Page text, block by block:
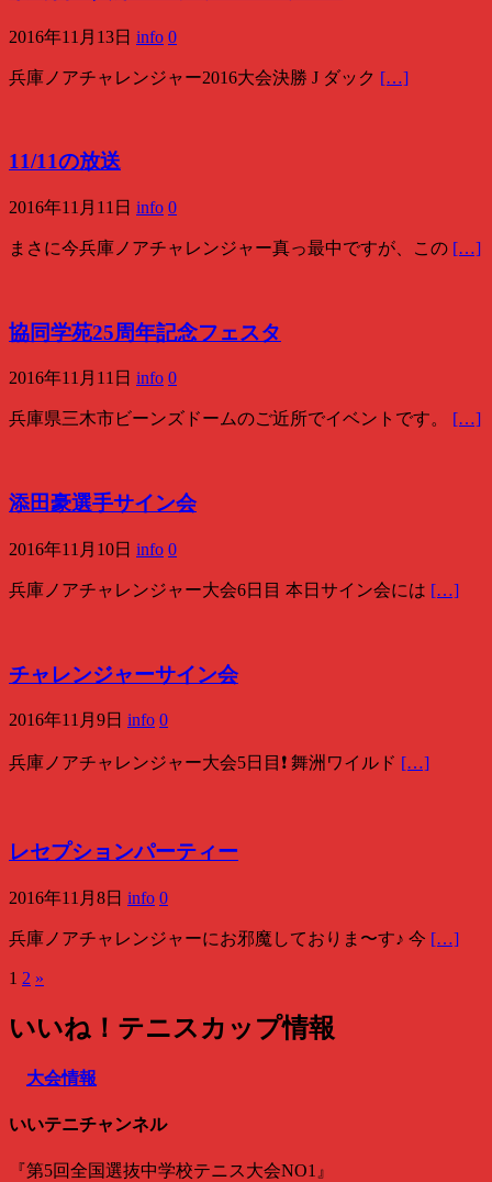
2016年11月13日 info 0
兵庫ノアチャレンジャー2016大会決勝 J ダック […]
11/11の放送
2016年11月11日 info 0
まさに今兵庫ノアチャレンジャー真っ最中ですが、この […]
協同学苑25周年記念フェスタ
2016年11月11日 info 0
兵庫県三木市ビーンズドームのご近所でイベントです。 […]
添田豪選手サイン会
2016年11月10日 info 0
兵庫ノアチャレンジャー大会6日目 本日サイン会には […]
チャレンジャーサイン会
2016年11月9日 info 0
兵庫ノアチャレンジャー大会5日目❗️ 舞洲ワイルド […]
レセプションパーティー
2016年11月8日 info 0
兵庫ノアチャレンジャーにお邪魔しておりま〜す♪ 今 […]
投
稿
ビ
ゲ
ー
1 2 »
いいね！テニスカップ情報
大会情報
いいテニチャンネル
『第5回全国選抜中学校テニス大会NO1』